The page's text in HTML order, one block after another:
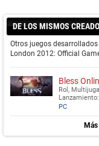
DE LOS MISMOS
Otros juegos desarrollados
London 2012: Official
Bless
Rol,
PC